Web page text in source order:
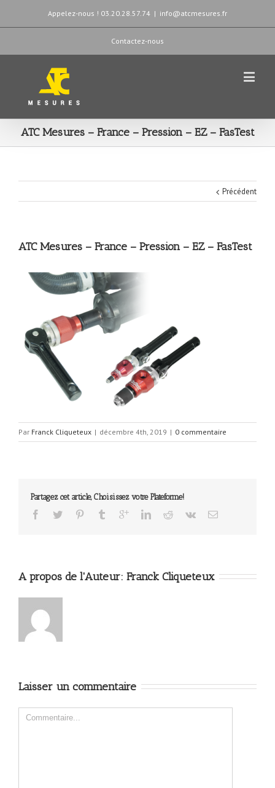
Appelez-nous ! 03.20.28.57.74 | info@atcmesures.fr
Contactez-nous
ATC Mesures – France – Pression – EZ – FasTest
Précédent
ATC Mesures – France – Pression – EZ – FasTest
Par Franck Cliqueteux | décembre 4th, 2019 | 0 commentaire
Partagez cet article, Choisissez votre Plateforme!
A propos de l'Auteur: Franck Cliqueteux
Laisser un commentaire